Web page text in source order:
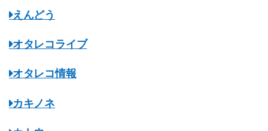
えんどう
オタレコライブ
オタレコ情報
カキノネ